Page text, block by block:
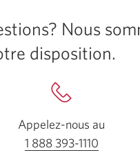
Nous
disposition.
Appelez-nous au
1 888 393-1110